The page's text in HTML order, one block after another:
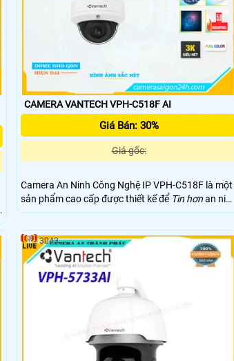
CAMERA VANTECH VPH-C518F AI
Giá Bán: 30%
Giá gốc:
Camera An Ninh Công Nghệ IP VPH-C518F là một
sản phẩm cao cấp được thiết kế để Tin hơnan ninh
cho nhà ở, văn phòng và các không gian công
cấp hình ảnh sắc nét, chi tiết và chất lượng cao.
VPH-C518F là lựa chọn lý tưởng để cải thiện an
ninh cho mọi môi trường
3043